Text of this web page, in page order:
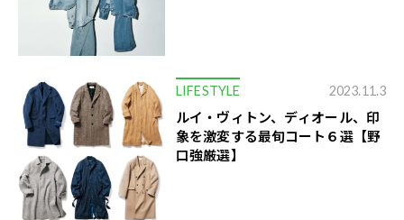
LIFESTYLE 2023.11.3
ルイ・ヴィトン、ディオール、印
象を激変する最旬コート６選【野
口強厳選】